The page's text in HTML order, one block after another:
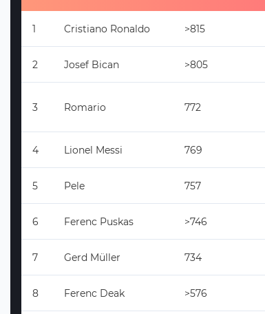
1 Cristiano Ronaldo >815
2 Josef Bican >805
3 Romario 772
4 Lionel Messi 769
5 Pele 757
6 Ferenc Puskas >746
7 Gerd Müller 734
8 Ferenc Deak >576